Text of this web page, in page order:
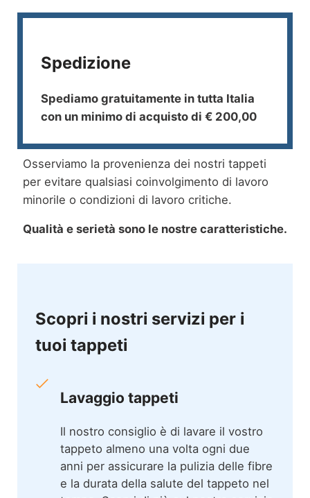
Spedizione
Spediamo gratuitamente in tutta Italia
con un minimo di acquisto di € 200,00
Osserviamo la provenienza dei nostri tappeti
per evitare qualsiasi coinvolgimento di lavoro
minorile o condizioni di lavoro critiche.
Qualità e serietà sono le nostre caratteristiche.
Scopri i nostri servizi per i
tuoi tappeti
Lavaggio tappeti
Il nostro consiglio è di lavare il vostro
tappeto almeno una volta ogni due
anni per assicurare la pulizia delle fibre
e la durata della salute del tappeto nel